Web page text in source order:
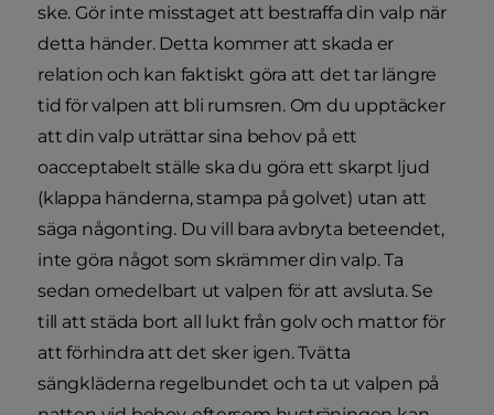
ske. Gör inte misstaget att bestraffa din valp när
detta händer. Detta kommer att skada er
relation och kan faktiskt göra att det tar längre
tid för valpen att bli rumsren. Om du upptäcker
att din valp uträttar sina behov på ett
oacceptabelt ställe ska du göra ett skarpt ljud
(klappa händerna, stampa på golvet) utan att
säga någonting. Du vill bara avbryta beteendet,
inte göra något som skrämmer din valp. Ta
sedan omedelbart ut valpen för att avsluta. Se
till att städa bort all lukt från golv och mattor för
att förhindra att det sker igen. Tvätta
sängkläderna regelbundet och ta ut valpen på